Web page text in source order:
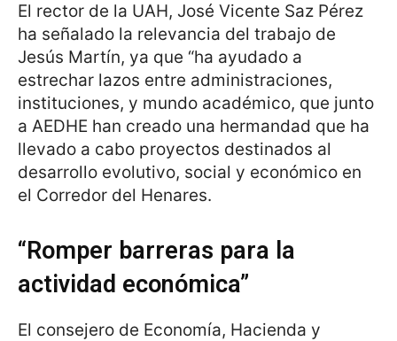
El rector de la UAH, José Vicente Saz Pérez
ha señalado la relevancia del trabajo de
Jesús Martín, ya que “ha ayudado a
estrechar lazos entre administraciones,
instituciones, y mundo académico, que junto
a AEDHE han creado una hermandad que ha
llevado a cabo proyectos destinados al
desarrollo evolutivo, social y económico en
el Corredor del Henares.
“Romper barreras para la
actividad económica”
El consejero de Economía, Hacienda y